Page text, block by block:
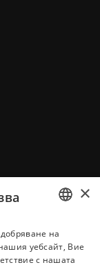
BULGARIAN
ENGLISH
×
на
уебсайт, Вие
с нашата